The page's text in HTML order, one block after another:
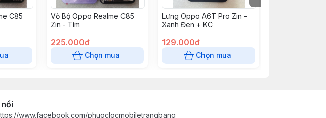
C85
Vỏ Bộ Oppo Realme C85
Zin - Tím
225.000đ
Chọn mua
Lưng Oppo A6T Pro Zin -
Xanh Đen + KC
129.000đ
Chọn mua
www.facebook.com/phuoclocmobiletrangbang